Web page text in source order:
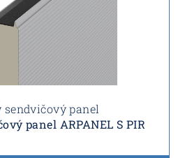
sendvičový panel
panel ARPANEL S PIR